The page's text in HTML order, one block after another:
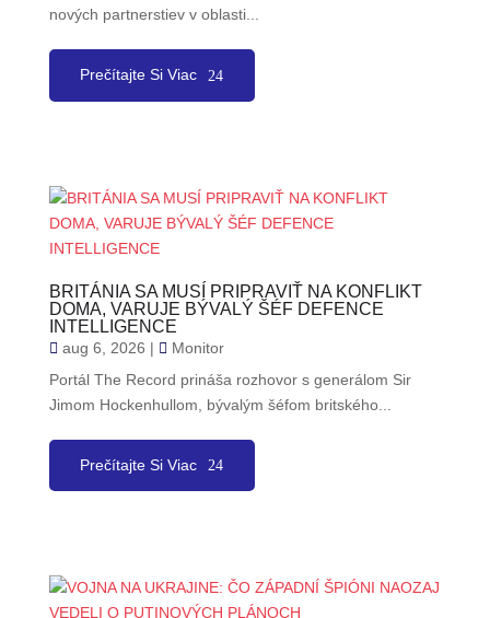
nových partnerstiev v oblasti...
Prečítajte Si Viac
BRITÁNIA SA MUSÍ PRIPRAVIŤ NA KONFLIKT
DOMA, VARUJE BÝVALÝ ŠÉF DEFENCE
INTELLIGENCE
aug 6, 2026 |
Monitor
Portál The Record prináša rozhovor s generálom Sir
Jimom Hockenhullom, bývalým šéfom britského...
Prečítajte Si Viac